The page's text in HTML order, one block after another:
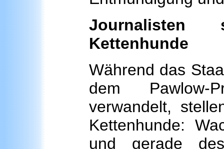
Journalisten
Kettenhunde
Während das
dem Pawlow-
verwandelt,
Kettenhunde:
und gerade